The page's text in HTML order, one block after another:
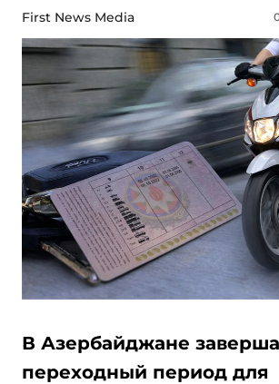
First News Media
В Азербайджане
переходный период для